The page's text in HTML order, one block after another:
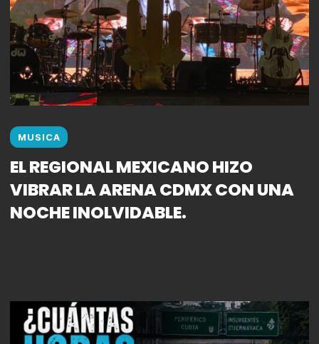
MUSICA
EL REGIONAL MEXICANO HIZO
VIBRAR LA ARENA CDMX CON UNA
NOCHE INOLVIDABLE.